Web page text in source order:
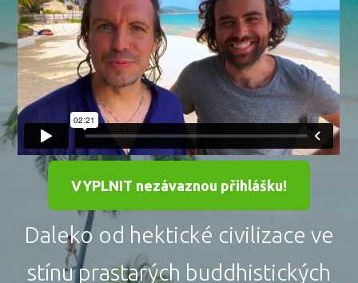
VYPLNIT nezávaznou přihlášku!
Daleko od hektické civilizace ve
stínu prastarých buddhistických